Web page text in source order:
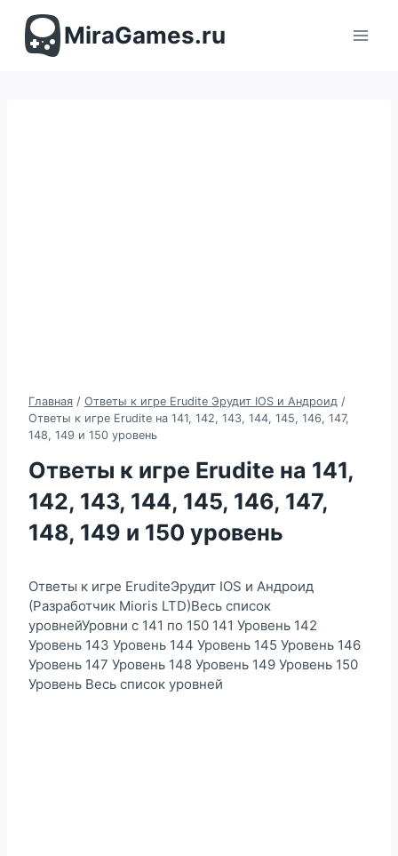
содержимомуMiraGames.ru
Главная / Ответы к игре Erudite Эрудит IOS и Андроид /
Ответы к игре Erudite на 141, 142, 143, 144, 145, 146, 147,
148, 149 и 150 уровень
Ответы к игре Erudite на 141,
142, 143, 144, 145, 146, 147,
148, 149 и 150 уровень
Ответы к игре EruditeЭрудит IOS и Андроид
(Разработчик Mioris LTD)Весь список
уровнейУровни с 141 по 150 141 Уровень 142
Уровень 143 Уровень 144 Уровень 145 Уровень 146
Уровень 147 Уровень 148 Уровень 149 Уровень 150
Уровень Весь список уровней